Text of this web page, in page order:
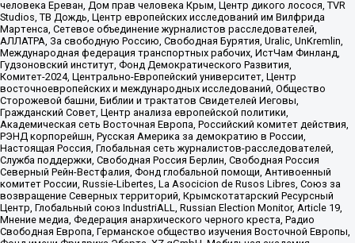
человека Ереван, Дом прав человека Крым, Центр дикого лосося, TVR
Studios, ТВ Дождь, Центр европейских исследований им Вилфрида
Мартенса, Сетевое объединение журналистов расследователей,
АЛЛАТРА, За свободную Россию, Свободная Бурятия, Uralic, UnKremlin,
Международная федерация транспортных рабочих, ИстЧам Финланд,
Гудзоновский институт, Фонд Демократического Развития,
Комитет-2024, Центрально-Европейский университет, Центр
восточноевропейских и международных исследований, Общество
Сторожевой башни, Библии и трактатов Свидетелей Иеговы,
Гражданский Совет, Центр анализа европейской политики,
Академическая сеть Восточная Европа, Российский комитет действия,
РЭНД корпорейшн, Русская Америка за демократию в России,
Настоящая Россия, Глобальная сеть журналистов-расследователей,
Служба поддержки, Свободная Россия Берлин, Свободная Россия
Северный Рейн-Вестфалия, Фонд глобальной помощи, Антивоенный
комитет России, Russie-Libertes, La Asocicion de Rusos Libres, Союз за
возвращение Северных территорий, Крымскотатарский Ресурсный
Центр, Глобальный союз IndustriALL, Russian Election Monitor, Article 19,
Мнение медиа, Федерация анархического черного креста, Радио
Свободная Европа, Германское общество изучения Восточной Европы,